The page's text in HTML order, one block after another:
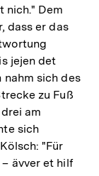
nich." Dem
dass er das
jejen det
nahm sich des
zu Fuß
am
sich
"Für
ävver et hilf